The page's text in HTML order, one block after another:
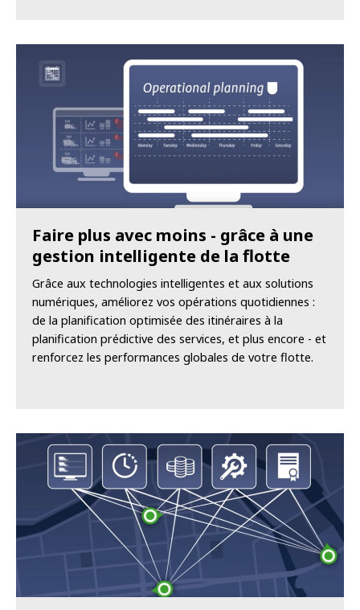
Faire plus avec moins - grâce à une
gestion intelligente de la flotte
Grâce aux technologies intelligentes et aux solutions
numériques, améliorez vos opérations quotidiennes :
de la planification optimisée des itinéraires à la
planification prédictive des services, et plus encore - et
renforcez les performances globales de votre flotte.